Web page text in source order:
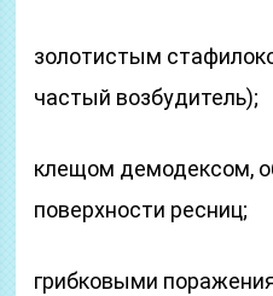
золотистым
частый возбудитель);
клещом демодексом,
поверхности ресниц;
грибковыми